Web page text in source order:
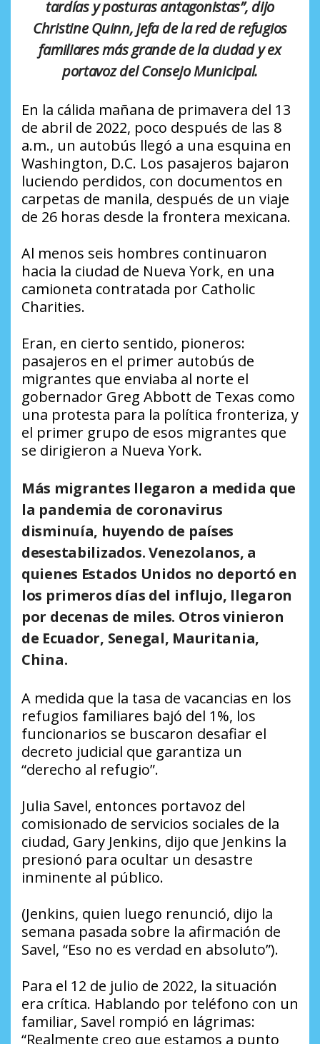
tardías y posturas antagonistas”, dijo
Christine Quinn, jefa de la red de refugios
familiares más grande de la ciudad y ex
portavoz del Consejo Municipal.
En la cálida mañana de primavera del 13
de abril de 2022, poco después de las 8
a.m., un autobús llegó a una esquina en
Washington, D.C. Los pasajeros bajaron
luciendo perdidos, con documentos en
carpetas de manila, después de un viaje
de 26 horas desde la frontera mexicana.
Al menos seis hombres continuaron
hacia la ciudad de Nueva York, en una
camioneta contratada por Catholic
Charities.
Eran, en cierto sentido, pioneros:
pasajeros en el primer autobús de
migrantes que enviaba al norte el
gobernador Greg Abbott de Texas como
una protesta para la política fronteriza, y
el primer grupo de esos migrantes que
se dirigieron a Nueva York.
Más migrantes llegaron a medida que
la pandemia de coronavirus
disminuía, huyendo de países
desestabilizados. Venezolanos, a
quienes Estados Unidos no deportó en
los primeros días del influjo, llegaron
por decenas de miles. Otros vinieron
de Ecuador, Senegal, Mauritania,
China.
A medida que la tasa de vacancias en los
refugios familiares bajó del 1%, los
funcionarios se buscaron desafiar el
decreto judicial que garantiza un
“derecho al refugio”.
Julia Savel, entonces portavoz del
comisionado de servicios sociales de la
ciudad, Gary Jenkins, dijo que Jenkins la
presionó para ocultar un desastre
inminente al público.
(Jenkins, quien luego renunció, dijo la
semana pasada sobre la afirmación de
Savel, “Eso no es verdad en absoluto”).
Para el 12 de julio de 2022, la situación
era crítica. Hablando por teléfono con un
familiar, Savel rompió en lágrimas:
“Realmente creo que estamos a punto